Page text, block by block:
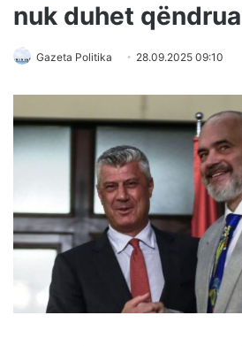
nuk duhet
Gazeta Politika 28.09.2025 09:10